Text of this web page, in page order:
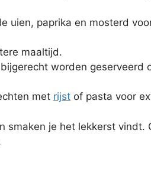
uien, paprika en mosterd
maaltijd.
worden geserveerd
met rijst of pasta voor
je het lekkerst vindt.